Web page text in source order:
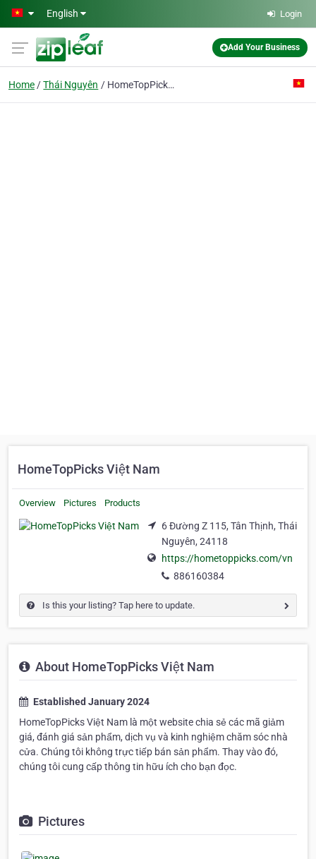
Skip to main content
English Login
Add Your Business
Home Thái Nguyên HomeTopPicks Việt Nam
HomeTopPicks Việt Nam
Overview Pictures Products
6 Đường Z 115, Tân Thịnh, Thái
Nguyên, 24118
https://hometoppicks.com/vn
886160384
Is this your listing? Tap here to update.
About HomeTopPicks Việt Nam
Established January 2024
HomeTopPicks Việt Nam là một website chia sẻ các mã giảm
giá, đánh giá sản phẩm, dịch vụ và kinh nghiệm chăm sóc nhà
cửa. Chúng tôi không trực tiếp bán sản phẩm. Thay vào đó,
chúng tôi cung cấp thông tin hữu ích cho bạn đọc.
Pictures